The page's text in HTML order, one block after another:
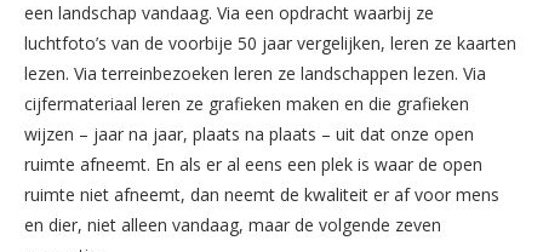
een landschap vandaag. Via een opdracht waarbij ze
luchtfoto’s van de voorbije 50 jaar vergelijken, leren ze kaarten
lezen. Via terreinbezoeken leren ze landschappen lezen. Via
cijfermateriaal leren ze grafieken maken en die grafieken
wijzen – jaar na jaar, plaats na plaats – uit dat onze open
ruimte afneemt. En als er al eens een plek is waar de open
ruimte niet afneemt, dan neemt de kwaliteit er af voor mens
en dier, niet alleen vandaag, maar de volgende zeven